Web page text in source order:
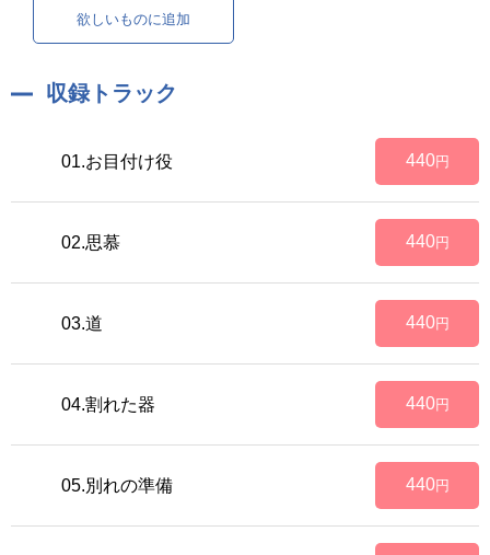
欲しいものに追加
収録トラック
01.お目付け役 440円
02.思慕 440円
03.道 440円
04.割れた器 440円
05.別れの準備 440円